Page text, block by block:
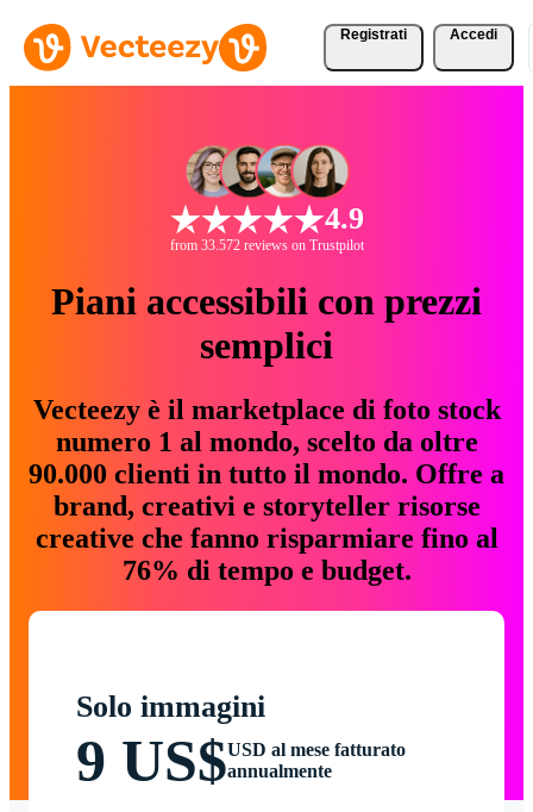
Registrati Accedi
4.9
from 33.572 reviews on Trustpilot
Piani accessibili con prezzi
semplici
Vecteezy è il marketplace di foto stock
numero 1 al mondo, scelto da oltre
90.000 clienti in tutto il mondo. Offre a
brand, creativi e storyteller risorse
creative che fanno risparmiare fino al
76% di tempo e budget.
Solo immagini
9 US$USD al mese fatturato
annualmente